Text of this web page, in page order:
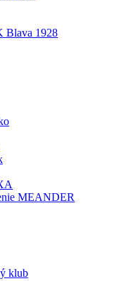
Blava 1928
MEANDER
klub